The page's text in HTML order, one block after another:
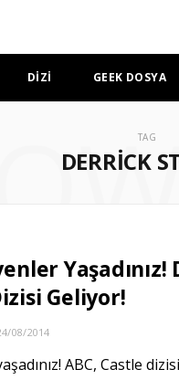
DİZİ GEEK DOSYA
TAG
DERRICK
Geliyor!
08/2014
ABC, Castle